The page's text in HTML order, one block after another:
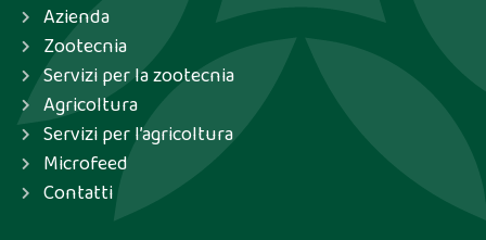
Azienda
Zootecnia
Servizi per la zootecnia
Agricoltura
Servizi per l’agricoltura
Microfeed
Contatti